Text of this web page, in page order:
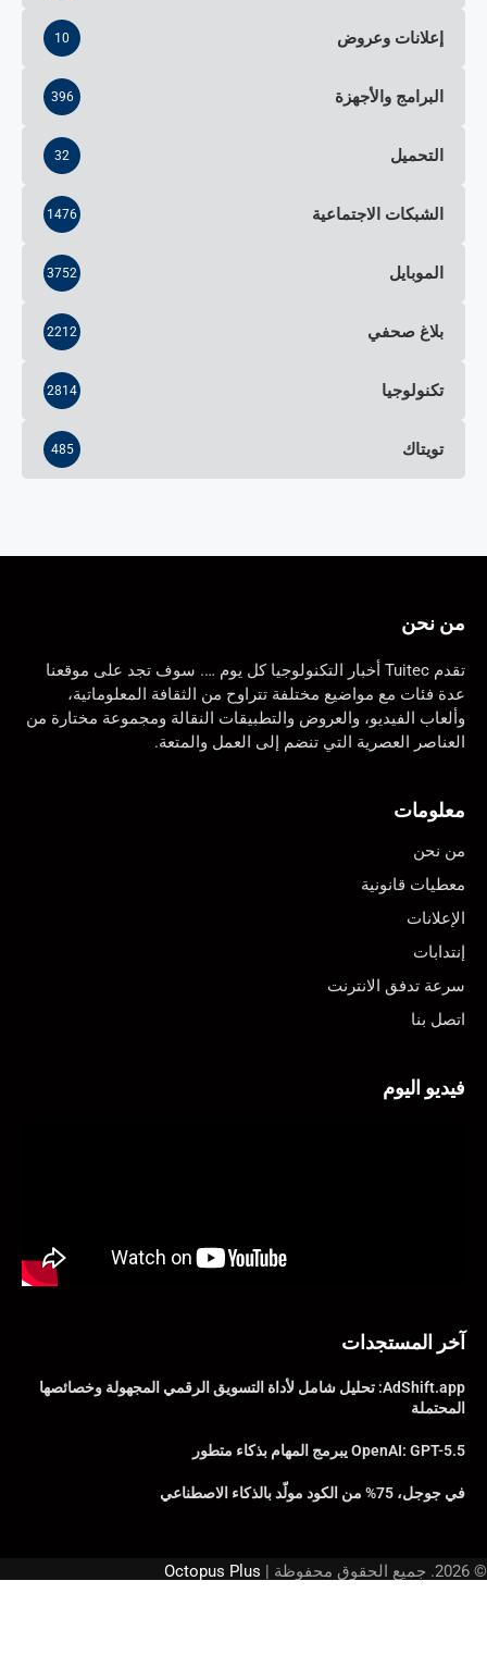
إعلانات وعروض 10
البرامج والأجهزة 396
التحميل 32
الشبكات الاجتماعية 1476
الموبايل 3752
بلاغ صحفي 2212
تكنولوجيا 2814
تويتاك 485
من نحن
تقدم Tuitec أخبار التكنولوجيا كل يوم …. سوف تجد على موقعنا
عدة فئات مع مواضيع مختلفة تتراوح من الثقافة المعلوماتية،
وألعاب الفيديو، والعروض والتطبيقات النقالة ومجموعة مختارة من
العناصر العصرية التي تنضم إلى العمل والمتعة.
معلومات
من نحن
معطيات قانونية
الإعلانات
إنتدابات
سرعة تدفق الانترنت
اتصل بنا
فيديو اليوم
آخر المستجدات
AdShift.app: تحليل شامل لأداة التسويق الرقمي المجهولة وخصائصها
المحتملة
OpenAI: GPT-5.5 يبرمج المهام بذكاء متطور
في جوجل، 75% من الكود مولّد بالذكاء الاصطناعي
© 2026. جميع الحقوق محفوظة | Octopus Plus